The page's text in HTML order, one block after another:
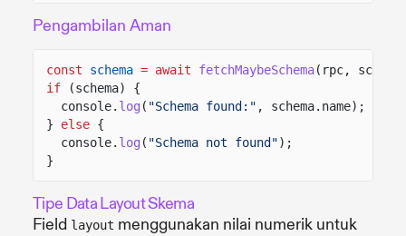
Pengambilan Aman
const schema = await fetchMaybeSchema(rpc,
if
(schema) {
console. log ( "Schema found:" , schema.name);
}
else {
console. log ( "Schema not found");
}
Tipe Data Layout Skema
Field layout menggunakan nilai numerik untuk